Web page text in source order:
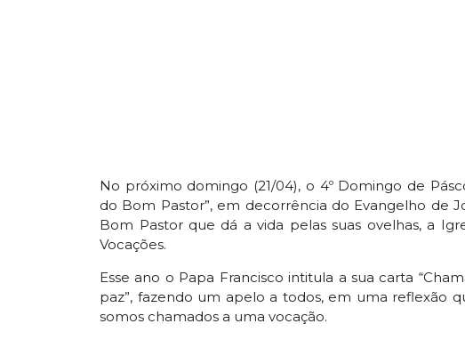
No próximo domingo (21/04), o 4º Domingo de
do Bom Pastor”, em decorrência do Evangelho de
Bom Pastor que dá a vida pelas suas ovelhas, a
Vocações.
Esse ano o Papa Francisco intitula a sua carta
paz”, fazendo um apelo a todos, em uma reflexão
somos chamados a uma vocação.